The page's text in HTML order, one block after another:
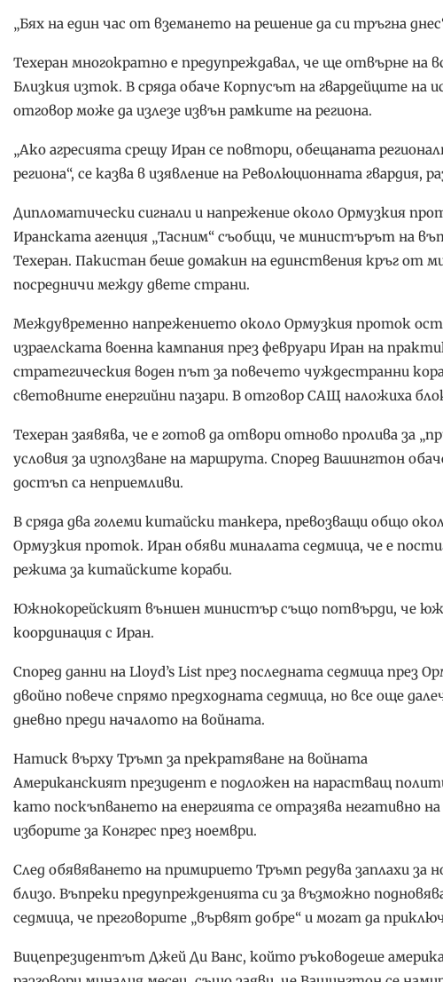
„Бях на един час от вземането на решение да си тръгна
Техеран многократно е предупреждавал, че ще отвърне на
Близкия изток. В сряда обаче Корпусът на гвардейците на
отговор може да излезе извън рамките на региона.
„Ако агресията срещу Иран се повтори, обещаната
региона“, се казва в изявление на Революционната
Дипломатически сигнали и напрежение около Ормузкия
Иранската агенция „Тасним“ съобщи, че министърът на
Техеран. Пакистан беше домакин на единствения кръг от
посредничи между двете страни.
Междувременно напрежението около Ормузкия проток
израелската военна кампания през февруари Иран на
стратегическия воден път за повечето чуждестранни
световните енергийни пазари. В отговор САЩ наложиха
Техеран заявява, че е готов да отвори отново пролива за
условия за използване на маршрута. Според Вашингтон
достъп са неприемливи.
В сряда два големи китайски танкера, превозващи общо
Ормузкия проток. Иран обяви миналата седмица, че е
режима за китайските кораби.
Южнокорейският външен министър също потвърди, че
координация с Иран.
Според данни на Lloyd’s List през последната седмица през
двойно повече спрямо предходната седмица, но все още
дневно преди началото на войната.
Натиск върху Тръмп за прекратяване на войната
Американският президент е подложен на нарастващ
като поскъпването на енергията се отразява негативно
изборите за Конгрес през ноември.
След обявяването на примирието Тръмп редува заплахи за
близо. Въпреки предупрежденията си за възможно
седмица, че преговорите „вървят добре“ и могат да
Вицепрезидентът Джей Ди Ванс, който ръководеше